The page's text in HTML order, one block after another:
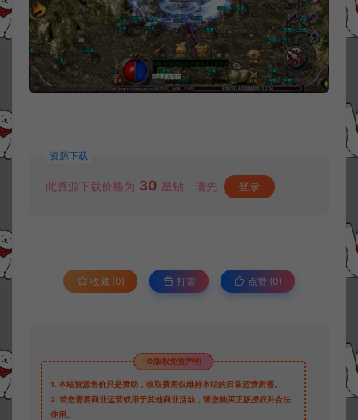
资源下载
此资源下载价格为 30 星钻，请先 登录
收藏 (0) 打赏 点赞 (0)
©版权免责声明
1. 本站资源售价只是赞助，收取费用仅维持本站的日常运营所需。
2. 若您需要商业运营或用于其他商业活动，请您购买正版授权并合法
使用。